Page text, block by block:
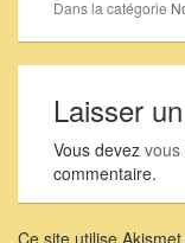
Dans la catégorie
Laisser
Vous devez vous
commentaire.